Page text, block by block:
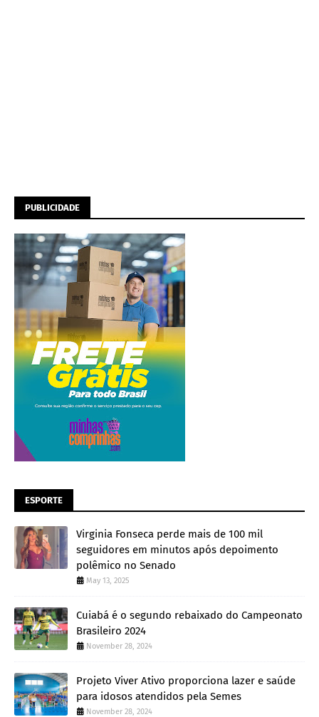
PUBLICIDADE
ESPORTE
Virginia Fonseca perde mais de 100 mil
seguidores em minutos após depoimento
polêmico no Senado
May 13, 2025
Cuiabá é o segundo rebaixado do Campeonato
Brasileiro 2024
November 28, 2024
Projeto Viver Ativo proporciona lazer e saúde
para idosos atendidos pela Semes
November 28, 2024